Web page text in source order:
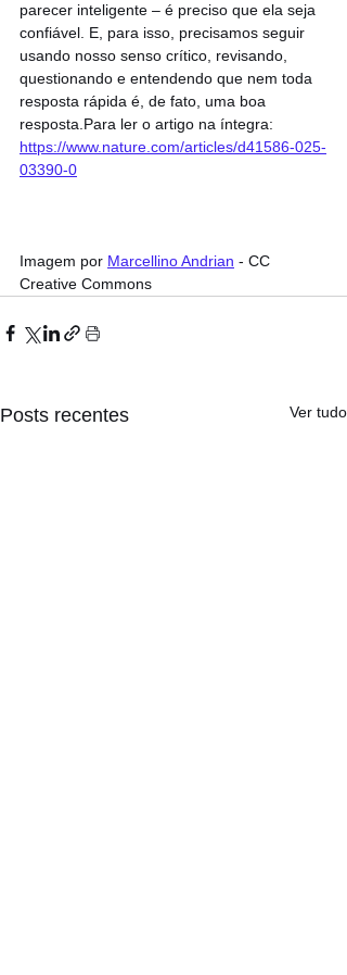
parecer inteligente – é preciso que ela seja
confiável. E, para isso, precisamos seguir
usando nosso senso crítico, revisando,
questionando e entendendo que nem toda
resposta rápida é, de fato, uma boa
resposta.Para ler o artigo na íntegra:
https://www.nature.com/articles/d41586-025-
03390-0
Imagem por Marcellino Andrian - CC
Creative Commons
Posts recentes Ver tudo